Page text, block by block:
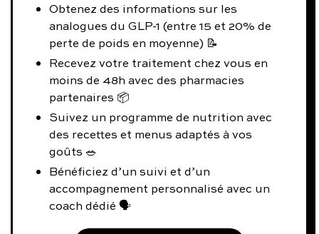
Obtenez des informations sur les
analogues du GLP-1 (entre 15 et 20% de
perte de poids en moyenne) 📝
Recevez votre traitement chez vous en
moins de 48h avec des pharmacies
partenaires 📦
Suivez un programme de nutrition avec
des recettes et menus adaptés à vos
goûts 🥗
Bénéficiez d’un suivi et d’un
accompagnement personnalisé avec un
coach dédié 🗣️